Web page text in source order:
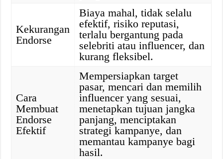
Kekurangan
Endorse
Biaya mahal, tidak selalu
efektif, risiko reputasi,
terlalu bergantung pada
selebriti atau influencer, dan
kurang fleksibel.
Cara
Membuat
Endorse
Efektif
Mempersiapkan target
pasar, mencari dan memilih
influencer yang sesuai,
menetapkan tujuan jangka
panjang, menciptakan
strategi kampanye, dan
memantau kampanye bagi
hasil.